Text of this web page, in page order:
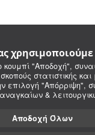
κουμπί "Αποδοχή",
στατιστικής
επιλογή "Απόρριψη",
&
Αποδοχή Όλων